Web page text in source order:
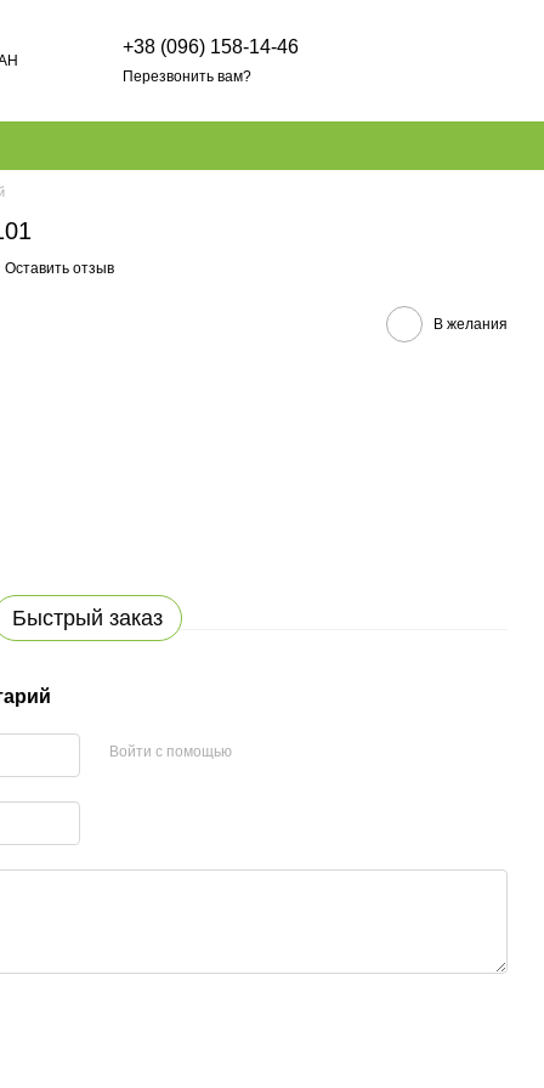
+38 (096) 158-14-46
Перезвонить вам?
Оставить отзыв
В желания
Быстрый заказ
Войти с помощью